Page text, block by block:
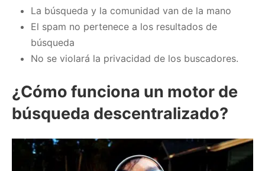
La búsqueda y la comunidad van de la mano
El spam no pertenece a los resultados de
búsqueda
No se violará la privacidad de los buscadores.
¿Cómo funciona un motor de
búsqueda descentralizado?